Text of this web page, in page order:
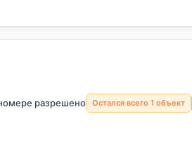
разрешено Остался всего 1 объект